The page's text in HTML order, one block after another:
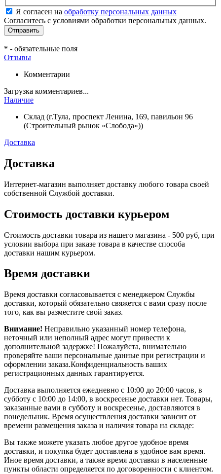
Я согласен на обработку персональных данных
Согласитесь с условиями обработки персональных данных.
* - обязательные поля
Отзывы
Комментарии
Загрузка комментариев...
Наличие
Склад (г.Тула, проспект Ленина, 169, павильон 96
(Строительный рынок «Слобода»))
Доставка
Доставка
Интернет-магазин выполняет доставку любого товара своей
собственной Службой доставки.
Стоимость доставки курьером
Стоимость доставки товара из нашего магазина - 500 руб, при
условии выбора при заказе товара в качестве способа
доставки нашим курьером.
Время доставки
Время доставки согласовывается с менеджером Службы
доставки, который обязательно свяжется с вами сразу после
того, как вы разместите свой заказ.
Внимание! Неправильно указанный номер телефона,
неточный или неполный адрес могут привести к
дополнительной задержке! Пожалуйста, внимательно
проверяйте ваши персональные данные при регистрации и
оформлении заказа.Конфиденциальность ваших
регистрационных данных гарантируется.
Доставка выполняется ежедневно с 10:00 до 20:00 часов, в
субботу с 10:00 до 14:00, в воскресенье доставки нет. Товары,
заказанные вами в субботу и воскресенье, доставляются в
понедельник. Время осуществления доставки зависит от
времени размещения заказа и наличия товара на складе:
Вы также можете указать любое другое удобное время
доставки, и покупка будет доставлена в удобное вам время.
Иное время доставки, а также время доставки в населенные
пункты области определяется по договоренности с клиентом.